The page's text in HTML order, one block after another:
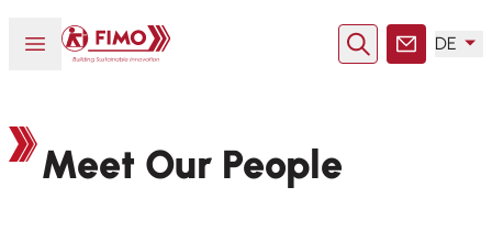
Menü öffnen oder schließen
Zurück zur Startseite
SucheKontakt
DE
Meet Our People